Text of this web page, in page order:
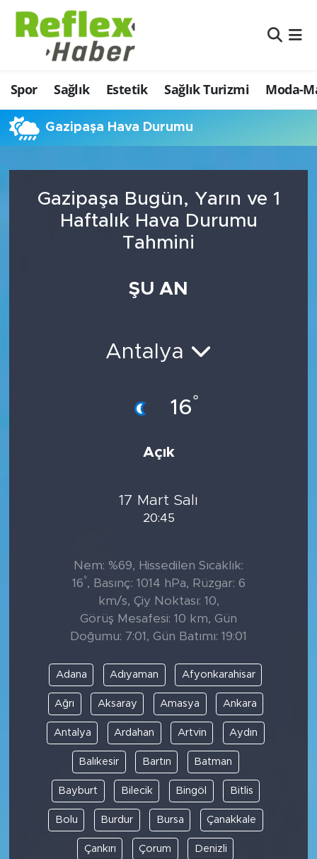
Spor Sağlık Estetik Sağlık Turizmi Moda-
Gazipaşa Hava Durumu
Gazipaşa Bugün, Yarın ve 1
Haftalık Hava Durumu
Tahmini
ŞU AN
Antalya
16°
Açık
17 Mart Salı
20:45
Nem: %69, Hissedilen Sıcaklık:
16°, Basınç: 1014 hPa, Rüzgar: 6
km/s, Çiy Noktası: 10,
Görüş Mesafesi: 10 km, Gün
Doğumu: 7:01, Gün Batımı: 19:01
Adana Adıyaman Afyonkarahisar
Ağrı Aksaray Amasya Ankara
Antalya Ardahan Artvin Aydın
Balıkesir Bartın Batman
Bayburt Bilecik Bingöl Bitlis
Bolu Burdur Bursa Çanakkale
Çankırı Çorum Denizli
Eğitim
Estetik
Firmalardan
İş ve Ekonomi
Moda-Magazin-Eğlence
Nöbetçi Eczaneler
Hava Durumu
Namaz Vakitleri
Şampiyonlar Ligi Puan Durumu ve Fikstür
Tüm Manşetler